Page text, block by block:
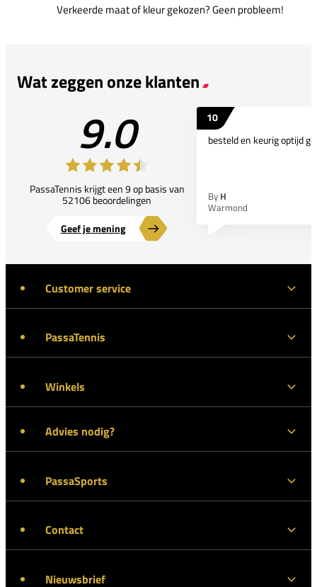
Verkeerde maat of kleur gekozen? Geen probleem!
Wat zeggen onze klanten
9.0
PassaTennis krijgt een 9 op basis van
52106 beoordelingen
Geef je mening
10
besteld en keurig optijd
By H
Warmond
Customer service
PassaTennis
Winkels
Advies nodig?
PassaSports
Contact
Nieuwsbrief